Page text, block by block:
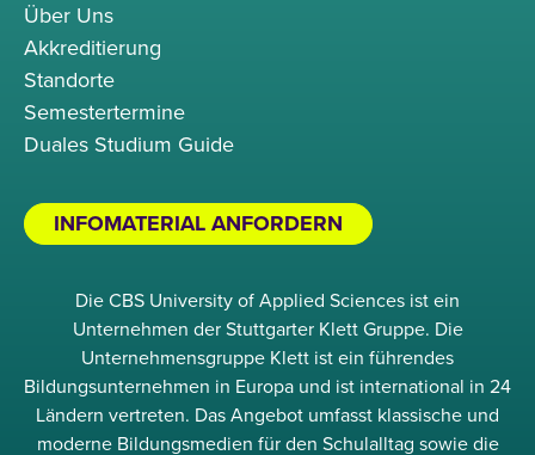
Über Uns
Akkreditierung
Standorte
Semestertermine
Duales Studium Guide
INFOMATERIAL ANFORDERN
Die CBS University of Applied Sciences ist ein
Unternehmen der Stuttgarter Klett Gruppe. Die
Unternehmensgruppe Klett ist ein führendes
Bildungsunternehmen in Europa und ist international in 24
Ländern vertreten. Das Angebot umfasst klassische und
moderne Bildungsmedien für den Schulalltag sowie die